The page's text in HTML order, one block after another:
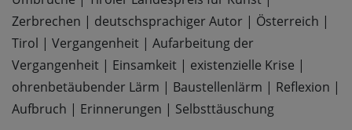
Zerbrechen | deutschsprachiger Autor | Österreich |
Tirol | Vergangenheit | Aufarbeitung der
Vergangenheit | Einsamkeit | existenzielle Krise |
ohrenbetäubender Lärm | Baustellenlärm | Reflexion |
Aufbruch | Erinnerungen | Selbsttäuschung